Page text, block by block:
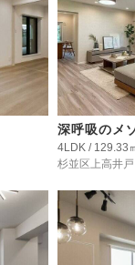
深呼吸のメ
4LDK / 129.33
杉並区上高井戸